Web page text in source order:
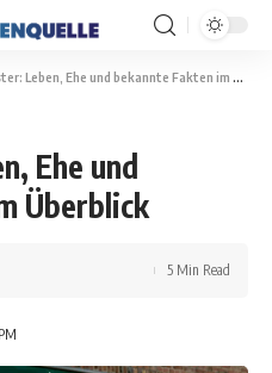
Leben, Ehe und bekannte Fakten im Überblick
Ehe und
Überblick
5 Min Read